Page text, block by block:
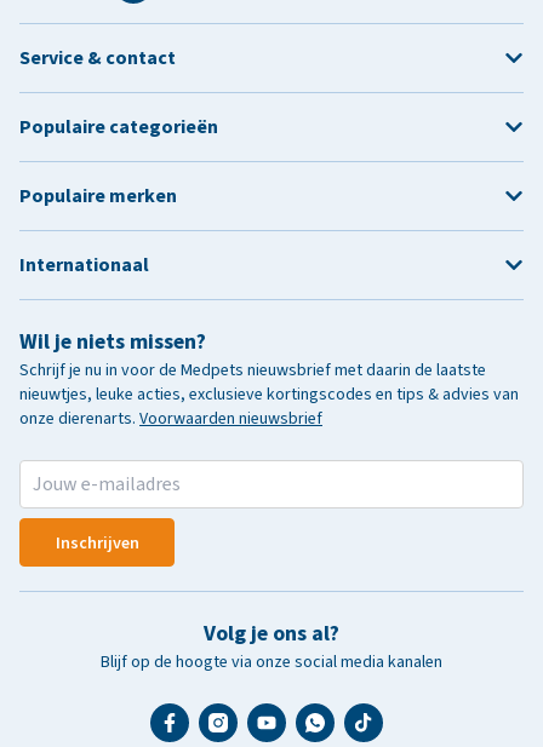
Wil je niets missen?
Schrijf je nu in voor de Medpets nieuwsbrief met daarin de laatste
nieuwtjes, leuke acties, exclusieve kortingscodes en tips & advies van
onze dierenarts. Voorwaarden nieuwsbrief
Inschrijven
Volg je ons al?
Blijf op de hoogte via onze social media kanalen
Service & contact
Populaire categorieën
Populaire merken
Internationaal